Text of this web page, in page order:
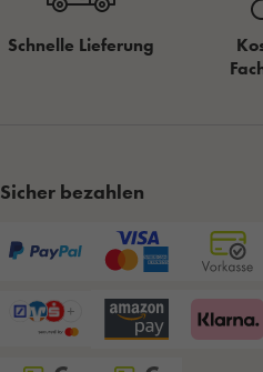
Schnelle Lieferung
Sicher bezahlen